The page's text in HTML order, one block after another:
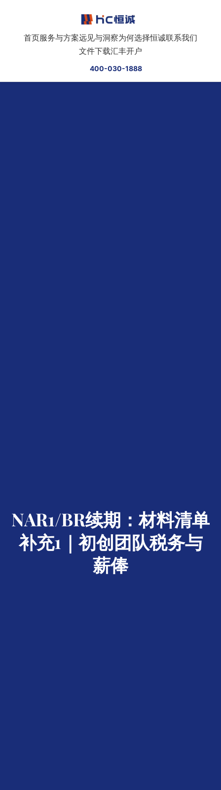
首页服务与方案远见与洞察为何选择恒诚联系我们
文件下载汇丰开户
400-030-1888
NAR1/BR续期：材料清单
补充1｜初创团队税务与
薪俸